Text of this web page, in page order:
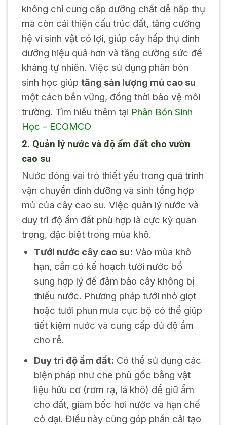
không chỉ cung cấp dưỡng chất dễ hấp thụ
mà còn cải thiện cấu trúc đất, tăng cường
hệ vi sinh vật có lợi, giúp cây hấp thụ dinh
dưỡng hiệu quả hơn và tăng cường sức đề
kháng tự nhiên. Việc sử dụng phân bón
sinh học giúp tăng sản lượng mủ cao su
một cách bền vững, đồng thời bảo vệ môi
trường. Tìm hiểu thêm tại Phân Bón Sinh
Học – ECOMCO
2. Quản lý nước và độ ẩm đất cho vườn
cao su
Nước đóng vai trò thiết yếu trong quá trình
vận chuyển dinh dưỡng và sinh tổng hợp
mủ của cây cao su. Việc quản lý nước và
duy trì độ ẩm đất phù hợp là cực kỳ quan
trọng, đặc biệt trong mùa khô.
Tưới nước cây cao su: Vào mùa khô
hạn, cần có kế hoạch tưới nước bổ
sung hợp lý để đảm bảo cây không bị
thiếu nước. Phương pháp tưới nhỏ giọt
hoặc tưới phun mưa cục bộ có thể giúp
tiết kiệm nước và cung cấp đủ độ ẩm
cho rễ.
Duy trì độ ẩm đất: Có thể sử dụng các
biện pháp như che phủ gốc bằng vật
liệu hữu cơ (rơm rạ, lá khô) để giữ ẩm
cho đất, giảm bốc hơi nước và hạn chế
cỏ dại. Điều này cũng góp phần cải tạo